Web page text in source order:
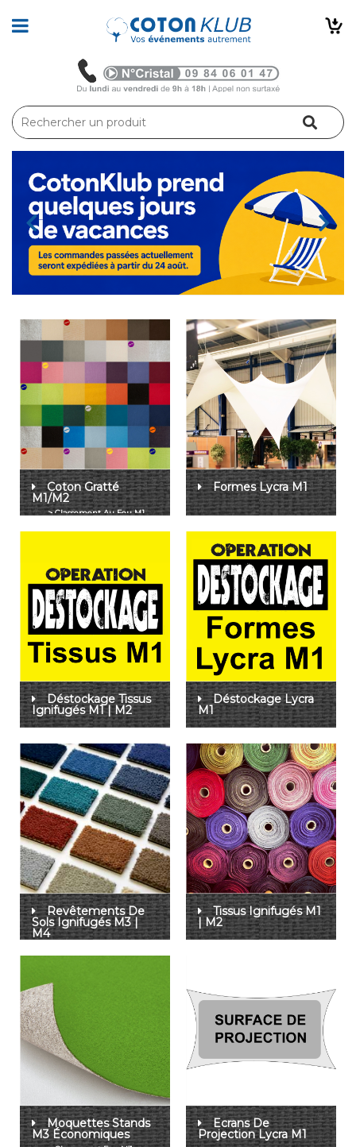
Coton Gratté
M1/M2
Formes Lycra M1
Déstockage Tissus
Ignifugés M1 | M2
Déstockage Lycra
M1
Revêtements De
Sols Ignifugés M3 |
M4
Tissus Ignifugés M1
| M2
Moquettes Stands
M3 Économiques
Ecrans De
Projection Lycra M1